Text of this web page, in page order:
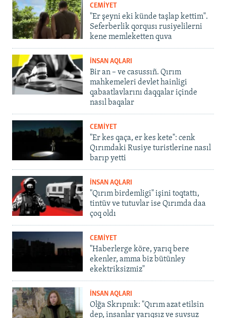
CEMİYET
"Er şeyni eki künde taşlap kettim".
Seferberlik qorqusı rusiyelilerni
kene memleketten quva
İNSAN AQLARI
Bir an – ve casussıñ. Qırım
mahkemeleri devlet hainligi
qabaatlavlarını daqqalar içinde
nasıl baqalar
CEMİYET
"Er kes qaça, er kes kete": cenk
Qırımdaki Rusiye turistlerine nasıl
barıp yetti
İNSAN AQLARI
"Qırım birdemligi" işini toqtattı,
tintüv ve tutuvlar ise Qırımda daa
çoq oldı
CEMİYET
"Haberlerge köre, yarıq bere
ekenler, amma biz bütünley
ekektriksizmiz"
İNSAN AQLARI
Olğa Skrıpnık: "Qırım azat etilsin
dep, insanlar yarıqsız ve suvsuz